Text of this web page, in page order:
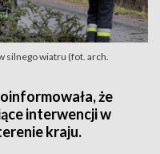
silnego wiatru (fot. arch.
że
interwencji w
kraju.